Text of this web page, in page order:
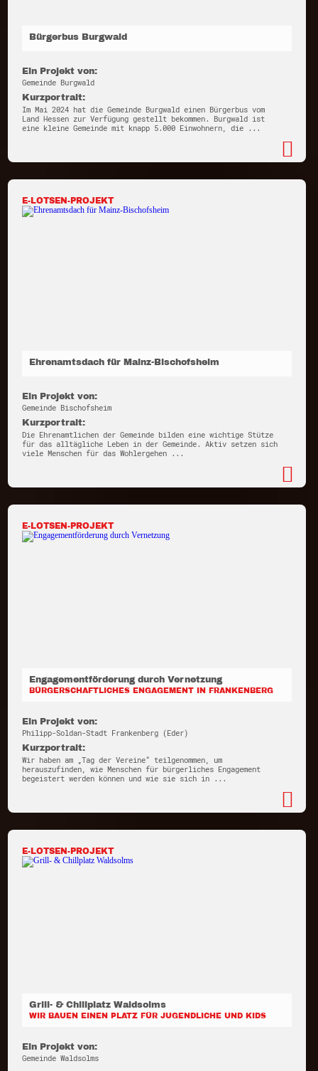
Bürgerbus Burgwald
Ein Projekt von:
Gemeinde Burgwald
Kurzportrait:
Im Mai 2024 hat die Gemeinde Burgwald einen Bürgerbus vom
Land Hessen zur Verfügung gestellt bekommen. Burgwald ist
eine kleine Gemeinde mit knapp 5.000 Einwohnern, die ...
E-LOTSEN-PROJEKT
Ehrenamtsdach für Mainz-Bischofsheim
Ein Projekt von:
Gemeinde Bischofsheim
Kurzportrait:
Die Ehrenamtlichen der Gemeinde bilden eine wichtige Stütze
für das alltägliche Leben in der Gemeinde. Aktiv setzen sich
viele Menschen für das Wohlergehen ...
E-LOTSEN-PROJEKT
Engagementförderung durch Vernetzung
BÜRGERSCHAFTLICHES ENGAGEMENT IN FRANKENBERG
Ein Projekt von:
Philipp-Soldan-Stadt Frankenberg (Eder)
Kurzportrait:
Wir haben am „Tag der Vereine“ teilgenommen, um
herauszufinden, wie Menschen für bürgerliches Engagement
begeistert werden können und wie sie sich in ...
E-LOTSEN-PROJEKT
Grill- & Chillplatz Waldsolms
WIR BAUEN EINEN PLATZ FÜR JUGENDLICHE UND KIDS
Ein Projekt von:
Gemeinde Waldsolms